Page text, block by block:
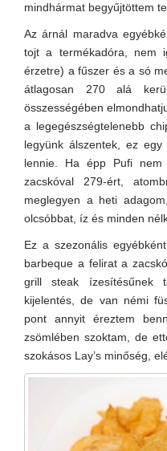
mindhármat begyűjtöttem
Az árnál maradva
tojt a termékadóra, nem
érzetre) a fűszer és a só
átlagosan 270 alá
összességében
a legegészségtelenebb
legyünk álszentek, ez
lennie. Ha épp Pufi
zacskóval 279-ért,
meglegyen a heti
olcsóbbat, íz és minden
Ez a szezonális
barbeque a felirat a
grill steak ízesítésűnek
kijelentés, de van némi
pont annyit éreztem
zsömlében szoktam, de
szokásos Lay’s minőség,